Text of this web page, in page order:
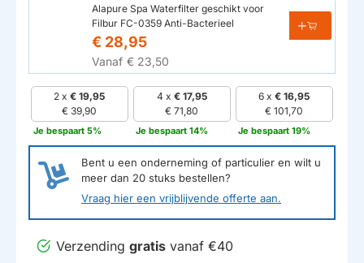
Alapure Spa Waterfilter geschikt voor
Filbur FC-0359 Anti-Bacterieel
€ 28,95
Vanaf € 23,50
2 x€ 19,95
€ 39,90
Je bespaart 5%
4 x € 17,95
€ 71,80
Je bespaart 14%
6 x€ 16,95
€ 101,70
Je bespaart 19%
Bent u een onderneming of particulier en wilt u
meer dan 20 stuks bestellen?
Vraag hier een vrijblijvende offerte aan.
Verzending gratis vanaf €40